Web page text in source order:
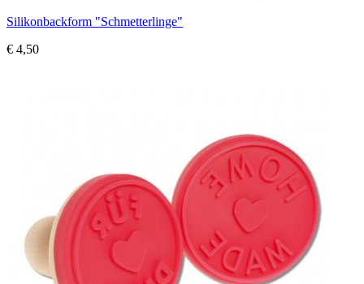
Silikonbackform "Schmetterlinge"
€ 4,50